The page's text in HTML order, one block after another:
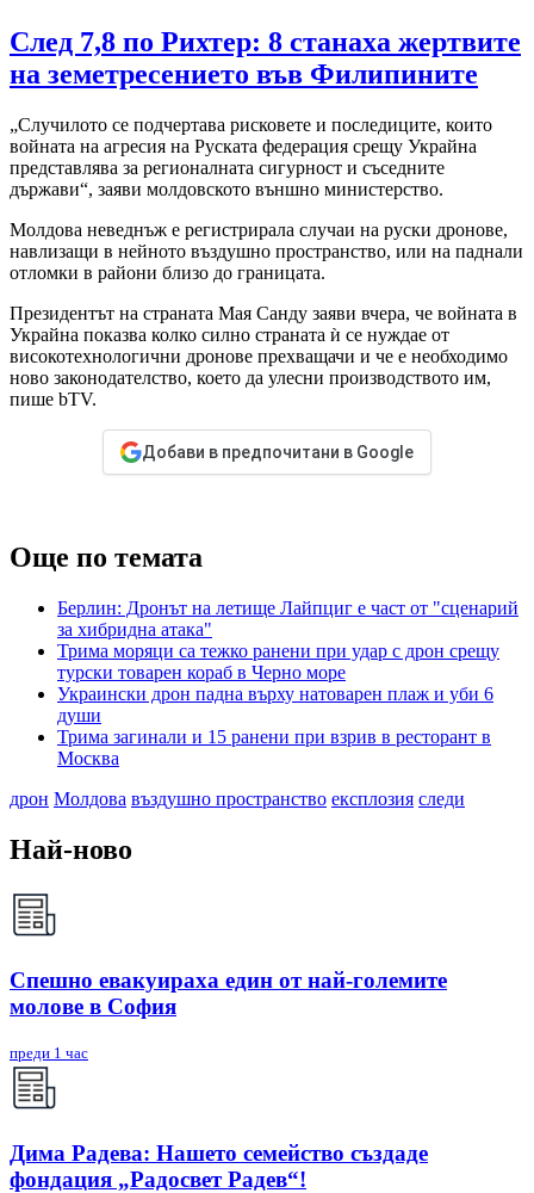
След 7,8 по Рихтер: 8 станаха жертвите
на земетресението във Филипините
„Случилото се подчертава рисковете и последиците, които
войната на агресия на Руската федерация срещу Украйна
представлява за регионалната сигурност и съседните
държави“, заяви молдовското външно министерство.
Молдова неведнъж е регистрирала случаи на руски дронове,
навлизащи в нейното въздушно пространство, или на паднали
отломки в райони близо до границата.
Президентът на страната Мая Санду заяви вчера, че войната в
Украйна показва колко силно страната ѝ се нуждае от
високотехнологични дронове прехващачи и че е необходимо
ново законодателство, което да улесни производството им,
пише bTV.
Добави в предпочитани в Google
Още по темата
Берлин: Дронът на летище Лайпциг е част от "сценарий
за хибридна атака"
Трима моряци са тежко ранени при удар с дрон срещу
турски товарен кораб в Черно море
Украински дрон падна върху натоварен плаж и уби 6
души
Трима загинали и 15 ранени при взрив в ресторант в
Москва
дрон Молдова въздушно пространство експлозия следи
Най-ново
Спешно евакуираха един от най-големите
молове в София
преди 1 час
Дима Радева: Нашето семейство създаде
фондация „Радосвет Радев“!